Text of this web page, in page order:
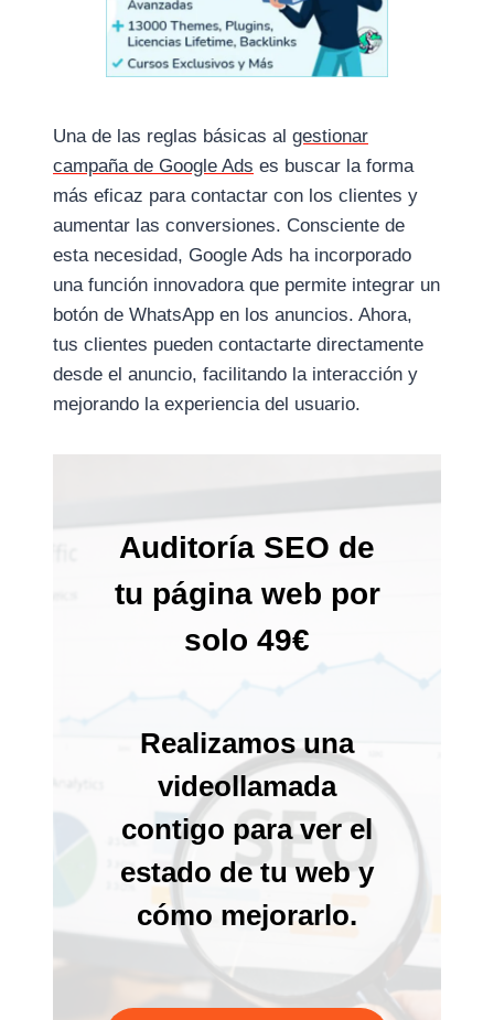
Una de las reglas básicas al gestionar
campaña de Google Ads es buscar la forma
más eficaz para contactar con los clientes y
aumentar las conversiones. Consciente de
esta necesidad, Google Ads ha incorporado
una función innovadora que permite integrar un
botón de WhatsApp en los anuncios. Ahora,
tus clientes pueden contactarte directamente
desde el anuncio, facilitando la interacción y
mejorando la experiencia del usuario.
Auditoría SEO de
tu página web por
solo 49€
Realizamos una
videollamada
contigo para ver el
estado de tu web y
cómo mejorarlo.